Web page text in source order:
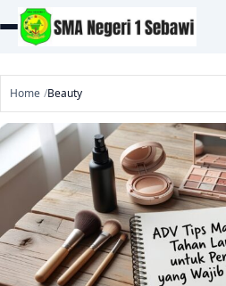
Home Beauty